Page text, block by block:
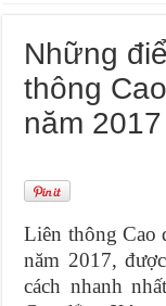
Những
thông
năm 2017
Liên thông Cao
năm 2017,
cách nhanh